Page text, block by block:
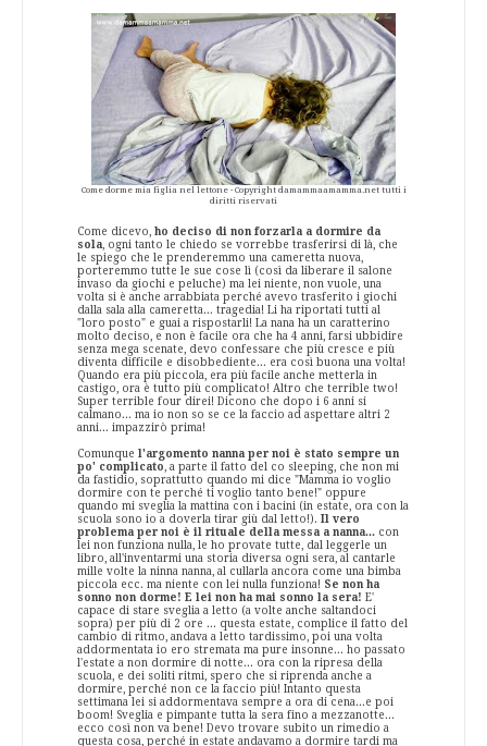
Come dorme mia figlia nel lettone - Copyright damammaamamma.net tutti i
diritti riservati
Come dicevo, ho deciso di non forzarla a dormire da
sola , ogni tanto le chiedo se vorrebbe trasferirsi di là, che
le spiego che le prenderemmo una cameretta nuova,
porteremmo tutte le sue cose lì (così da liberare il salone
invaso da giochi e peluche) ma lei niente, non vuole, una
volta si è anche arrabbiata perché avevo trasferito i giochi
dalla sala alla cameretta... tragedia! Li ha riportati tutti al
"loro posto" e guai a rispostarli! La nana ha un caratterino
molto deciso, e non è facile ora che ha 4 anni, farsi ubbidire
senza mega scenate, devo confessare che più cresce e più
diventa difficile e disobbediente... era così buona una volta!
Quando era più piccola, era più facile anche metterla in
castigo, ora è tutto più complicato! Altro che terrible two!
Super terrible four direi! Dicono che dopo i 6 anni si
calmano... ma io non so se ce la faccio ad aspettare altri 2
anni... impazzirò prima!
Comunque l'argomento nanna per noi è stato sempre un
po' complicato , a parte il fatto del co sleeping, che non mi
da fastidio, soprattutto quando mi dice "Mamma io voglio
dormire con te perché ti voglio tanto bene!" oppure
quando mi sveglia la mattina con i bacini (in estate, ora con la
scuola sono io a doverla tirar giù dal letto!). Il vero
problema per noi è il rituale della messa a nanna... con
lei non funziona nulla, le ho provate tutte, dal leggerle un
libro, all'inventarmi una storia diversa ogni sera, al cantarle
mille volte la ninna nanna, al cullarla ancora come una bimba
piccola ecc. ma niente con lei nulla funziona! Se non ha
sonno non dorme! E lei non ha mai sonno la sera! E'
capace di stare sveglia a letto (a volte anche saltandoci
sopra) per più di 2 ore ... questa estate, complice il fatto del
cambio di ritmo, andava a letto tardissimo, poi una volta
addormentata io ero stremata ma pure insonne... ho passato
l'estate a non dormire di notte... ora con la ripresa della
scuola, e dei soliti ritmi, spero che si riprenda anche a
dormire, perché non ce la faccio più! Intanto questa
settimana lei si addormentava sempre a ora di cena...e poi
boom! Sveglia e pimpante tutta la sera fino a mezzanotte...
ecco così non va bene! Devo trovare subito un rimedio a
questa cosa, perché in estate andavamo a dormire tardi ma